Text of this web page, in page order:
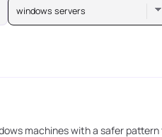
windows servers
machines with a safer